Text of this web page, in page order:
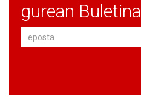
gurean Buletina